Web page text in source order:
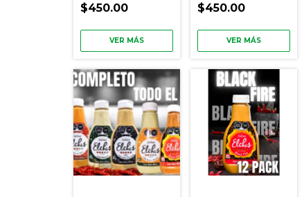
$450.00
VER MÁS
$450.00
VER MÁS